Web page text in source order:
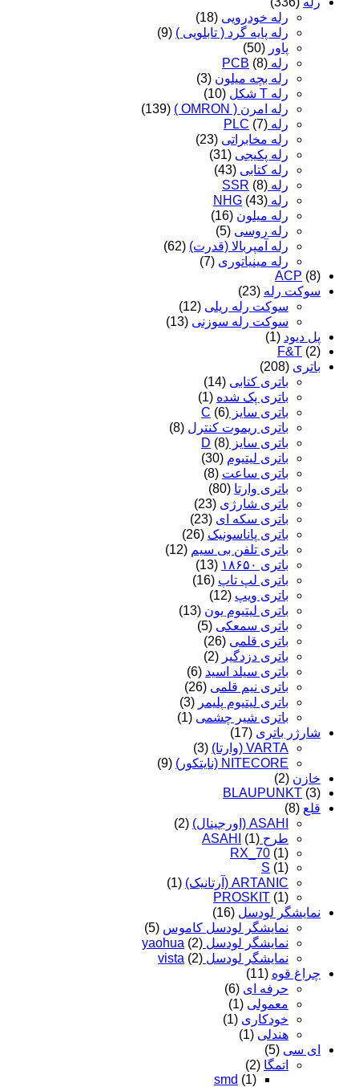
رله خودرویی (18)
رله پایه گرد ( تابلویی ) (9)
پاور (50)
رله PCB (8)
رله بچه میلون (3)
رله T شکل
(10)
رله امرن ( OMRON )
(139)
رله PLC (7)
رله مخابراتی (23)
رله پکیجی (31)
رله کتابی (43)
رله SSR (8)
رله NHG (43)
رله میلون (16)
رله روسی (5)
رله آمپربالا (قدرت) (62)
رله مینیاتوری (7)
ACP (8)
سوکت رله (23)
سوکت رله ریلی (12)
سوکت رله سوزنی (13)
پل دیود (1)
F&T (2)
باتری (208)
باتری کتابی (14)
باتری پک شده (1)
باتری سایز C (6)
باتری ریموت کنترل (8)
باتری سایز D (8)
باتری لیتیوم (30)
باتری ساعت (8)
باتری وارتا (80)
باتری شارژی (23)
باتری سکه ای (23)
باتری پاناسونیک (26)
باتری تلفن بی سیم (12)
باتری ۱۸۶۵۰
(13)
باتری لپ تاپ (16)
باتری ویپ (12)
باتری لیتیوم یون (13)
باتری سمعکی (5)
باتری قلمی (26)
باتری دزدگیر (2)
باتری سیلد اسید (6)
باتری نیم قلمی (26)
باتری لیتیوم پلیمر (3)
باتری شیر چشمی (1)
شارژر باتری (17)
VARTA (وارتا)
(3)
NITECORE (نایتکور)
(9)
خازن (2)
BLAUPUNKT (3)
قلع (8)
ASAHI (اورجینال)
(2)
طرح ASAHI (1)
RX_70 (1)
S (1)
ARTANIC (آرتانیک)
(1)
PROSKIT (1)
نمایشگر لودسل (16)
نمایشگر لودسل کاموس (5)
نمایشگر لودسل yaohua (2)
نمایشگر لودسل vista (2)
چراغ قوه (11)
حرفه ای (6)
معمولی (1)
خودکاری (1)
هندلی (1)
ای سی (5)
اتمگا (2)
smd (1)